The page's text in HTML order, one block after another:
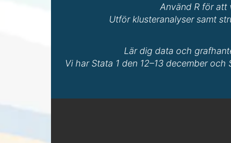
Använd R för att
Utför klusteranalyser samt
Lär dig data och
Vi har Stata 1 den 12–13 december